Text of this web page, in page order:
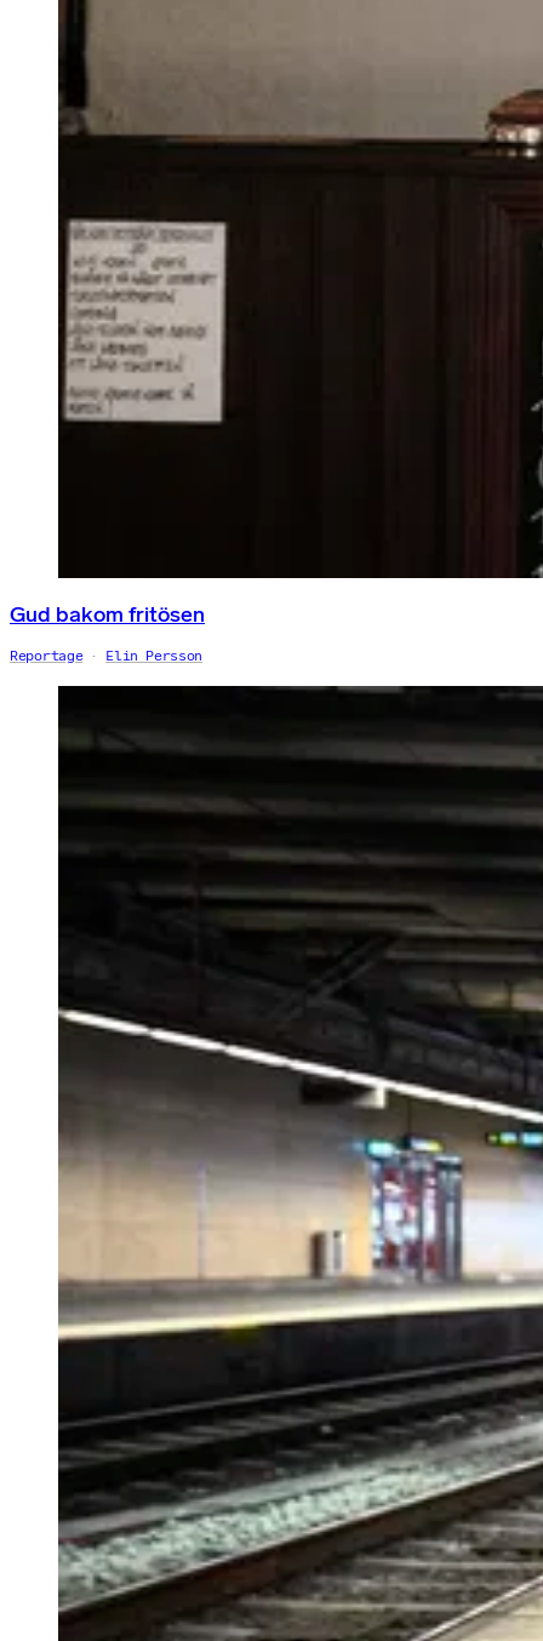
Gud bakom fritösen
Reportage Elin Persson